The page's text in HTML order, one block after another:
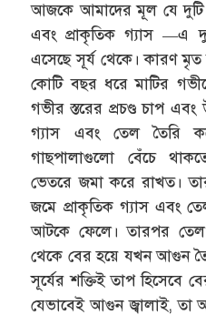
আজকে আমাদের মূল যে দুটি
এবং প্রাকৃতিক গ্যাস —এ
এসেছে সূর্য থেকে। কারণ মৃত
কোটি বছর ধরে মাটির
গভীর স্তরের প্রচণ্ড চাপ এবং
গ্যাস এবং তেল তৈরি
গাছপালাগুলো বেঁচে
ভেতরে জমা করে রাখত।
জমে প্রাকৃতিক গ্যাস এবং
আটকে ফেলে। তারপর তেল
থেকে বের হয়ে যখন আগুন
সূর্যের শক্তিই তাপ
যেভাবেই আগুন জ্বালাই,